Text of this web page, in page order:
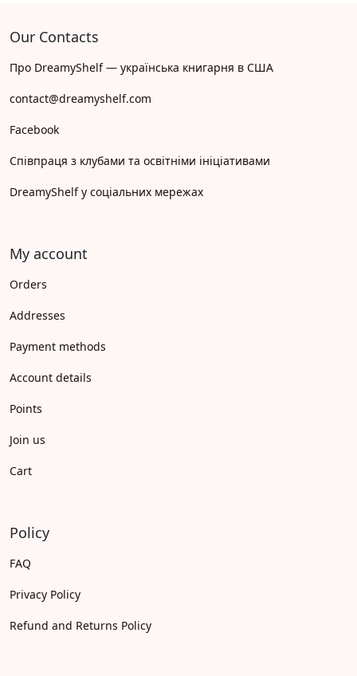
Our Contacts
Про DreamyShelf — українська книгарня в США
contact@dreamyshelf.com
Facebook
Співпраця з клубами та освітніми ініціативами
DreamyShelf у соціальних мережах
My account
Orders
Addresses
Payment methods
Account details
Points
Join us
Cart
Policy
FAQ
Privacy Policy
Refund and Returns Policy